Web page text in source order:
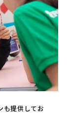
も提供してお